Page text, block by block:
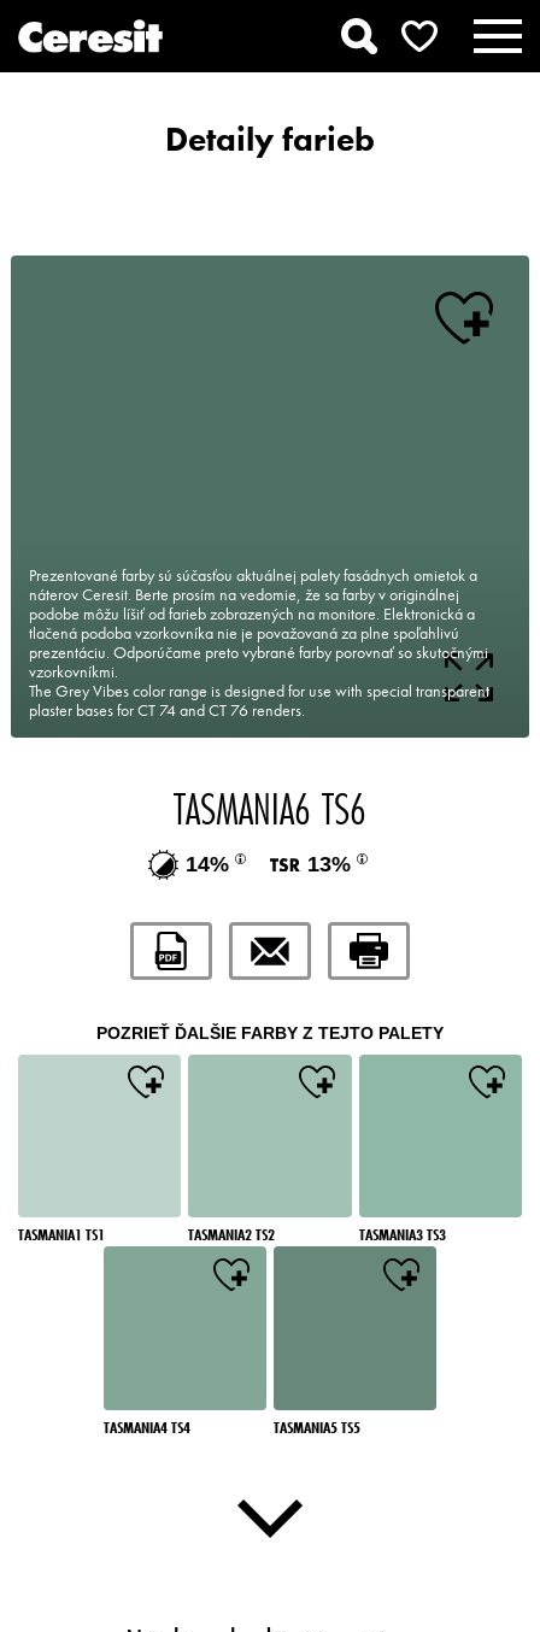
Detaily farieb
Prezentované farby sú súčasťou aktuálnej palety fasádnych omietok a
náterov Ceresit. Berte prosím na vedomie, že sa farby v originálnej
podobe môžu líšiť od farieb zobrazených na monitore. Elektronická a
tlačená podoba vzorkovníka nie je považovaná za plne spoľahlivú
prezentáciu. Odporúčame preto vybrané farby porovnať so skutočnými
vzorkovníkmi.
The Grey Vibes color range is designed for use with special transparent
plaster bases for CT 74 and CT 76 renders.
TASMANIA6 TS6
14% 13%
POZRIEŤ ĎALŠIE FARBY Z TEJTO PALETY
TASMANIA1 TS1 TASMANIA2 TS2 TASMANIA3 TS3
TASMANIA4 TS4 TASMANIA5 TS5